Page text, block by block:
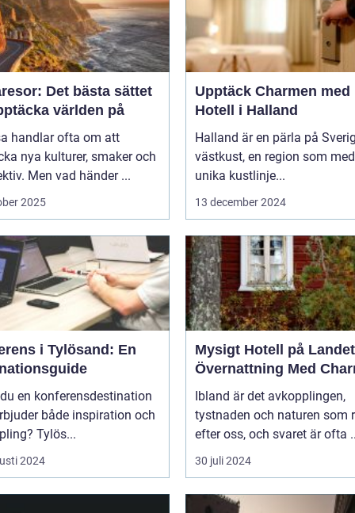
Det bästa sättet
världen på
handlar ofta om att
nya kulturer, smaker och
Men vad händer ...
2025
Upptäck Charmen med
Hotell i Halland
Halland är en pärla på
västkust, en region som
unika kustlinje...
13 december 2024
i Tylösand: En
en konferensdestination
både inspiration och
Tylös...
2024
Mysigt Hotell på
Övernattning Med
Ibland är det avkopplingen,
tystnaden och naturen som
efter oss, och svaret är ofta
30 juli 2024